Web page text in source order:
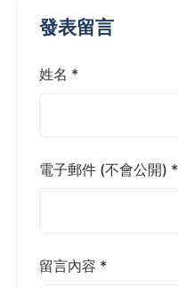
發表留言
姓名 *
電子郵件 (不會公開) *
留言內容 *